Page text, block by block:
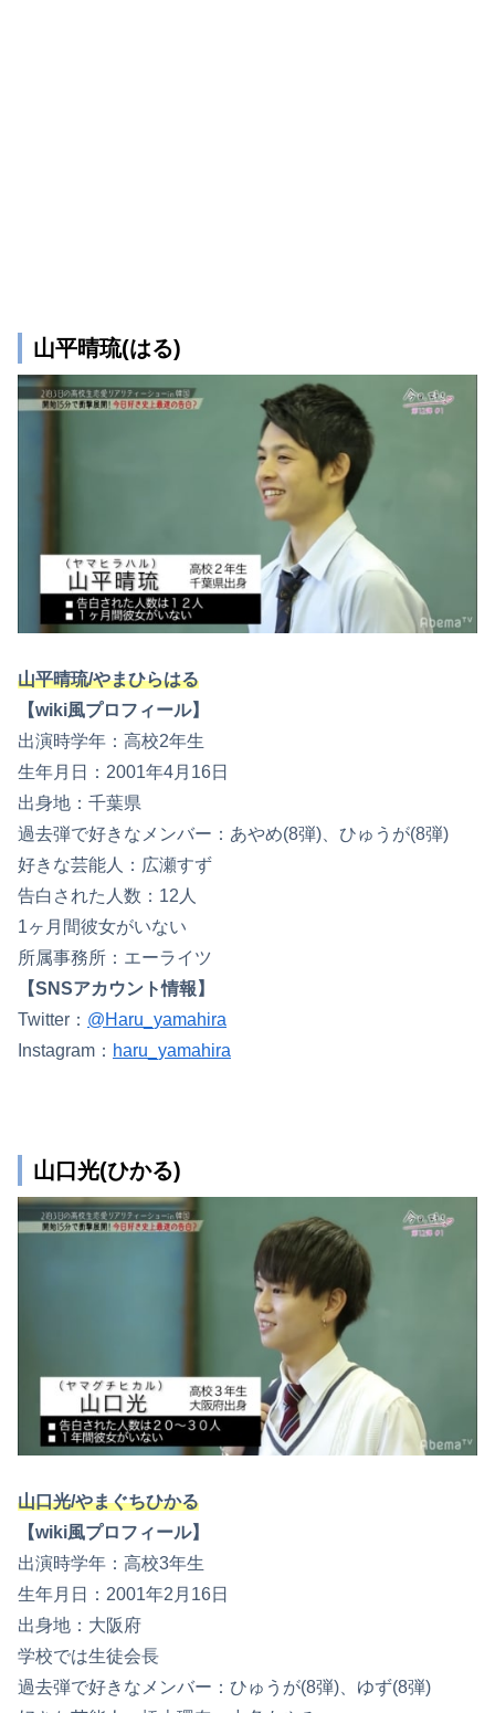
山平晴琉(はる)
山平晴琉/やまひらはる
【wiki風プロフィール】
出演時学年：高校2年生
生年月日：2001年4月16日
出身地：千葉県
過去弾で好きなメンバー：あやめ(8弾)、ひゅうが(8弾)
好きな芸能人：広瀬すず
告白された人数：12人
1ヶ月間彼女がいない
所属事務所：エーライツ
【SNSアカウント情報】
Twitter： @Haru_yamahira
Instagram： haru_yamahira
山口光(ひかる)
山口光/やまぐちひかる
【wiki風プロフィール】
出演時学年：高校3年生
生年月日：2001年2月16日
出身地：大阪府
学校では生徒会長
過去弾で好きなメンバー：ひゅうが(8弾)、ゆず(8弾)